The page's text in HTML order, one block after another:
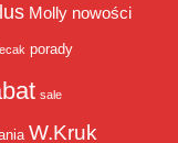
Molly nowości
porady
sale
W.Kruk